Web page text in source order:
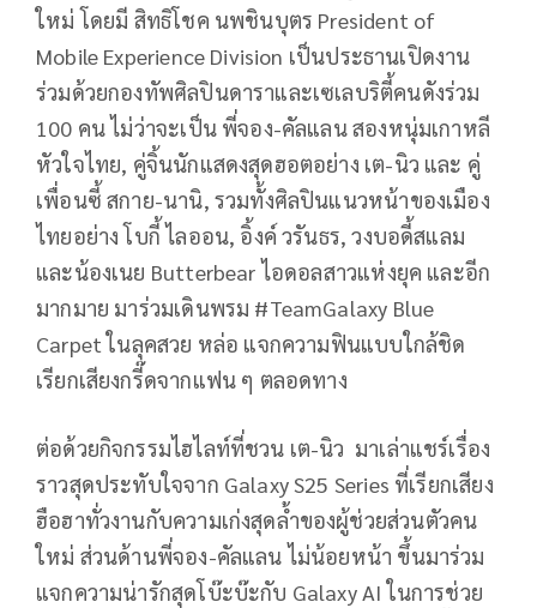
ใหม่ โดยมี สิทธิโชค นพชินบุตร President of
Mobile Experience Division เป็นประธานเปิดงาน
ร่วมด้วยกองทัพศิลปินดาราและเซเลบริตี้คนดังร่วม
100 คน ไม่ว่าจะเป็น พี่จอง-คัลแลน สองหนุ่มเกาหลี
หัวใจไทย, คู่จิ้นนักแสดงสุดฮอตอย่าง เต-นิว และ คู่
เพื่อนซี้ สกาย-นานิ, รวมทั้งศิลปินแนวหน้าของเมือง
ไทยอย่าง โบกี้ ไลออน, อิ้งค์ วรันธร, วงบอดี้สแลม
และน้องเนย Butterbear ไอดอลสาวแห่งยุค และอีก
มากมาย มาร่วมเดินพรม #TeamGalaxy Blue
Carpet ในลุคสวย หล่อ แจกความฟินแบบใกล้ชิด
เรียกเสียงกรี๊ดจากแฟน ๆ ตลอดทาง
ต่อด้วยกิจกรรมไฮไลท์ที่ชวน เต-นิว มาเล่าแชร์เรื่อง
ราวสุดประทับใจจาก Galaxy S25 Series ที่เรียกเสียง
ฮือฮาทั่วงานกับความเก่งสุดล้ำของผู้ช่วยส่วนตัวคน
ใหม่ ส่วนด้านพี่จอง-คัลแลน ไม่น้อยหน้า ขึ้นมาร่วม
แจกความน่ารักสุดโบ๊ะบ๊ะกับ Galaxy AI ในการช่วย